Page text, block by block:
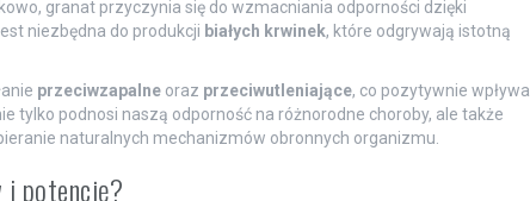
granat przyczynia się do wzmacniania odporności dzięki
niezbędna do produkcji białych krwinek, które odgrywają istotną
przeciwzapalneoraz przeciwutleniające, co pozytywnie wpływa
tylko podnosi naszą odporność na różnorodne choroby, ale także
naturalnych mechanizmów obronnych organizmu.
i potencję?